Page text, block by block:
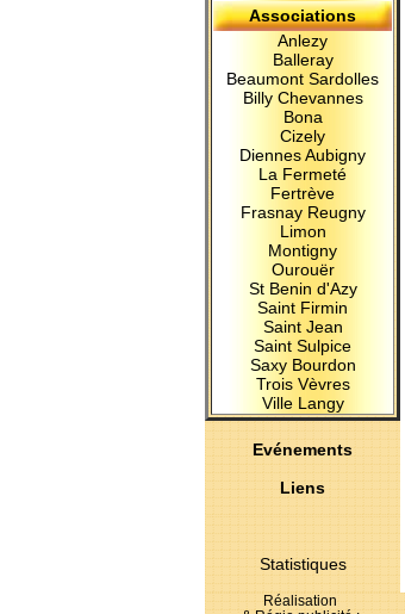
Associations
Anlezy
Balleray
Beaumont Sardolles
Billy Chevannes
Bona
Cizely
Diennes Aubigny
La Fermeté
Fertrève
Frasnay Reugny
Limon
Montigny
Ourouër
St Benin d'Azy
Saint Firmin
Saint Jean
Saint Sulpice
Saxy Bourdon
Trois Vèvres
Ville Langy
Evénements
Liens
Statistiques
Réalisation